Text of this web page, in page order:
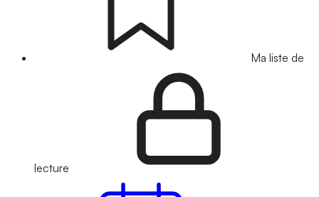
Ma liste de
lecture